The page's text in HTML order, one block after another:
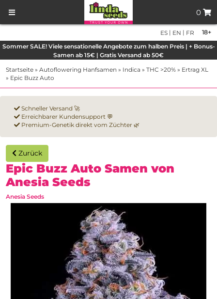
0
18+
ES | EN | FR
Sommer SALE! Viele sensationelle Angebote zum halben Preis | + Bonus-
Samen ab 15€ | Gratis Versand ab 50€
Startseite » Autoflowering Hanfsamen » Indica » THC >20% » Ertrag XL
» Epic Buzz Auto
Schneller Versand 🚀
Erreichbarer Kundensupport 💬
Premium-Genetik direkt vom Züchter 🌿
Zurück
Epic Buzz Auto Samen von
Anesia Seeds
Anesia Seeds